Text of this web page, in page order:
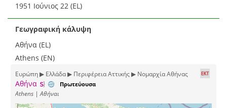
1951 Ιούνιος 22 (EL)
Γεωγραφική κάλυψη
Αθήνα (EL)
Athens (EN)
Ευρώπη ▶ Ελλάδα ▶ Περιφέρεια Αττικής ▶ Νομαρχία Αθήνας
Αθήνα Πρωτεύουσα
Athens | Αθήναι